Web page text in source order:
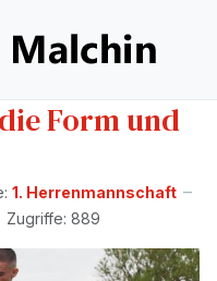
Form und
1. Herrenmannschaft
Zugriffe: 889